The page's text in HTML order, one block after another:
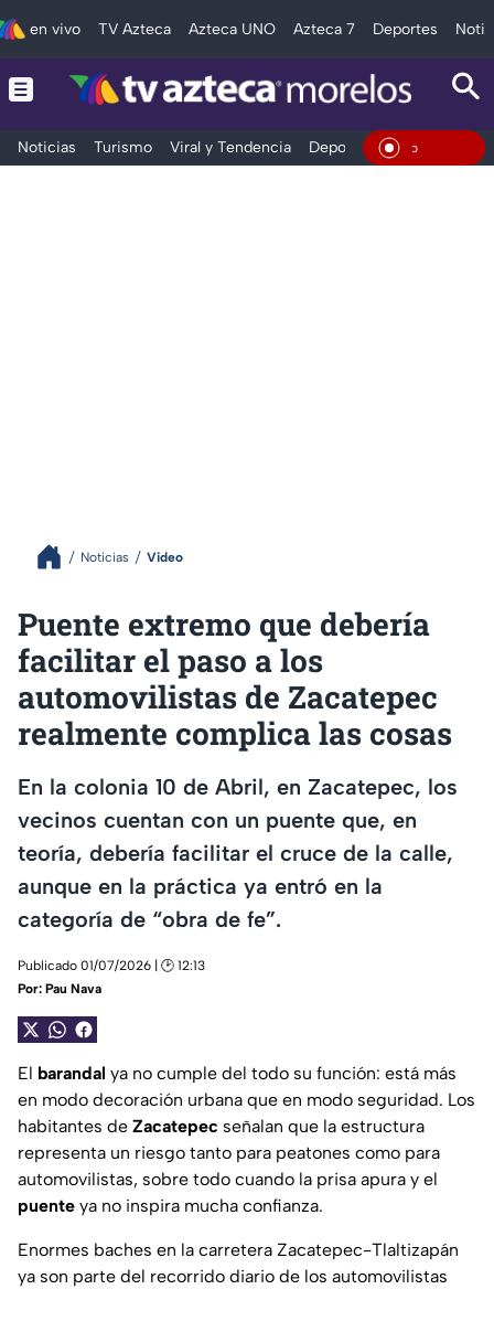
en vivo TV Azteca Azteca UNO Azteca 7 Deportes
Noticias Turismo Viral y Tendencia Deportes Espectáculos
En Vivo
Noticias Video
Puente extremo que debería
facilitar el paso a los
automovilistas de Zacatepec
realmente complica las cosas
En la colonia 10 de Abril, en Zacatepec, los
vecinos cuentan con un puente que, en
teoría, debería facilitar el cruce de la calle,
aunque en la práctica ya entró en la
categoría de “obra de fe”.
Publicado 01/07/2026 | 🕑 12:13
Por: Pau Nava
El barandal ya no cumple del todo su función: está más
en modo decoración urbana que en modo seguridad. Los
habitantes de Zacatepec señalan que la estructura
representa un riesgo tanto para peatones como para
automovilistas, sobre todo cuando la prisa apura y el
puente ya no inspira mucha confianza.
Enormes baches en la carretera Zacatepec-Tlaltizapán
ya son parte del recorrido diario de los automovilistas